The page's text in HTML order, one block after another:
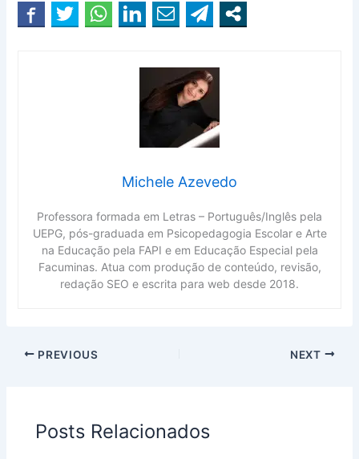
Michele Azevedo
Professora formada em Letras – Português/Inglês pela
UEPG, pós-graduada em Psicopedagogia Escolar e Arte
na Educação pela FAPI e em Educação Especial pela
Facuminas. Atua com produção de conteúdo, revisão,
redação SEO e escrita para web desde 2018.
PREVIOUS NEXT
Posts Relacionados